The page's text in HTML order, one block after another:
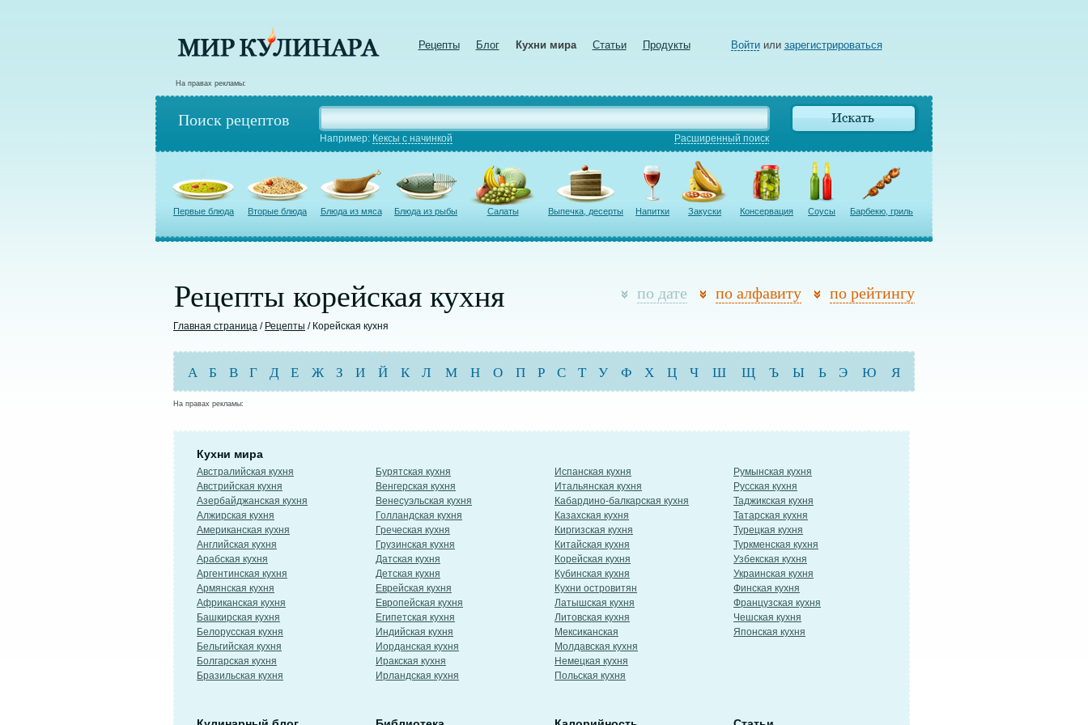
Рецепты Блог Кухни мира Статьи Продукты Войтиили зарегистрироваться
На правах рекламы:
Поиск рецептов
Например: Кексы с начинкой Расширенный поиск
Первые блюда Вторые блюда Блюда из мяса Блюда из рыбы Салаты Выпечка, десерты Напитки Закуски Консервация Соусы Барбекю, гриль
Рецепты корейская кухня по дате по алфавиту по рейтингу
Главная страница / Рецепты / Корейская кухня
А Б В Г Д Е Ж З И Й К Л М Н О П Р С Т У Ф Х Ц Ч Ш Щ Ъ Ы Ь Э Ю Я
На правах рекламы:
Кухни мира
Австралийская кухня
Австрийская кухня
Азербайджанская кухня
Алжирская кухня
Американская кухня
Английская кухня
Арабская кухня
Аргентинская кухня
Армянская кухня
Африканская кухня
Башкирская кухня
Белорусская кухня
Бельгийская кухня
Болгарская кухня
Бразильская кухня
Бурятская кухня
Венгерская кухня
Венесуэльская кухня
Голландская кухня
Греческая кухня
Грузинская кухня
Датская кухня
Детская кухня
Еврейская кухня
Европейская кухня
Египетская кухня
Индийская кухня
Иорданская кухня
Иракская кухня
Ирландская кухня
Испанская кухня
Итальянская кухня
Кабардино-балкарская кухня
Казахская кухня
Киргизская кухня
Китайская кухня
Корейская кухня
Кубинская кухня
Кухни островитян
Латышская кухня
Литовская кухня
Мексиканская
Молдавская кухня
Немецкая кухня
Польская кухня
Румынская кухня
Русская кухня
Таджикская кухня
Татарская кухня
Турецкая кухня
Туркменская кухня
Узбекская кухня
Украинская кухня
Финская кухня
Французская кухня
Чешская кухня
Японская кухня